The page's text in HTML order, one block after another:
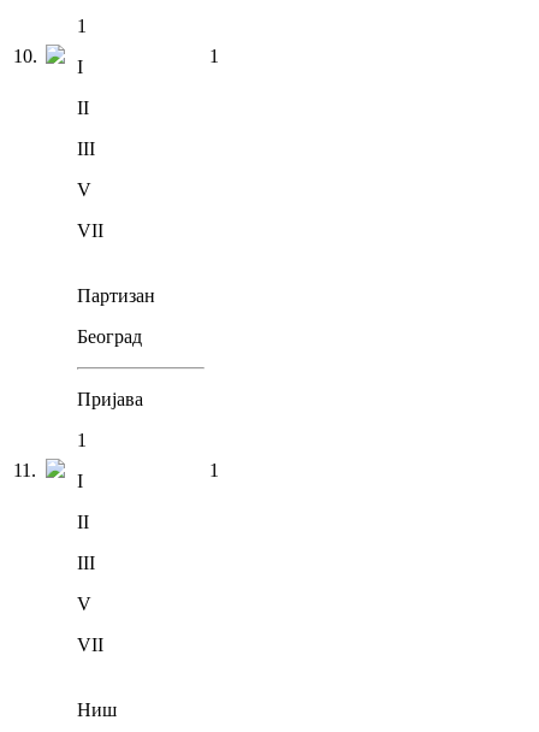
10.
1
I
II
III
V
VII
1
11 .
Партизан
Београд
Пријава
1
I
II
III
V
VII
1
Ниш